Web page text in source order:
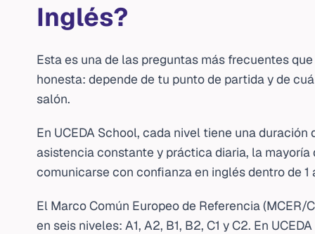
Inglés?
Esta es una de las preguntas más frecuentes
honesta: depende de tu punto de partida y de
salón.
En UCEDA School, cada nivel tiene una duración
asistencia constante y práctica diaria, la
comunicarse con confianza en inglés dentro de 1
El Marco Común Europeo de Referencia (MCER/
en seis niveles: A1, A2, B1, B2, C1 y C2. En